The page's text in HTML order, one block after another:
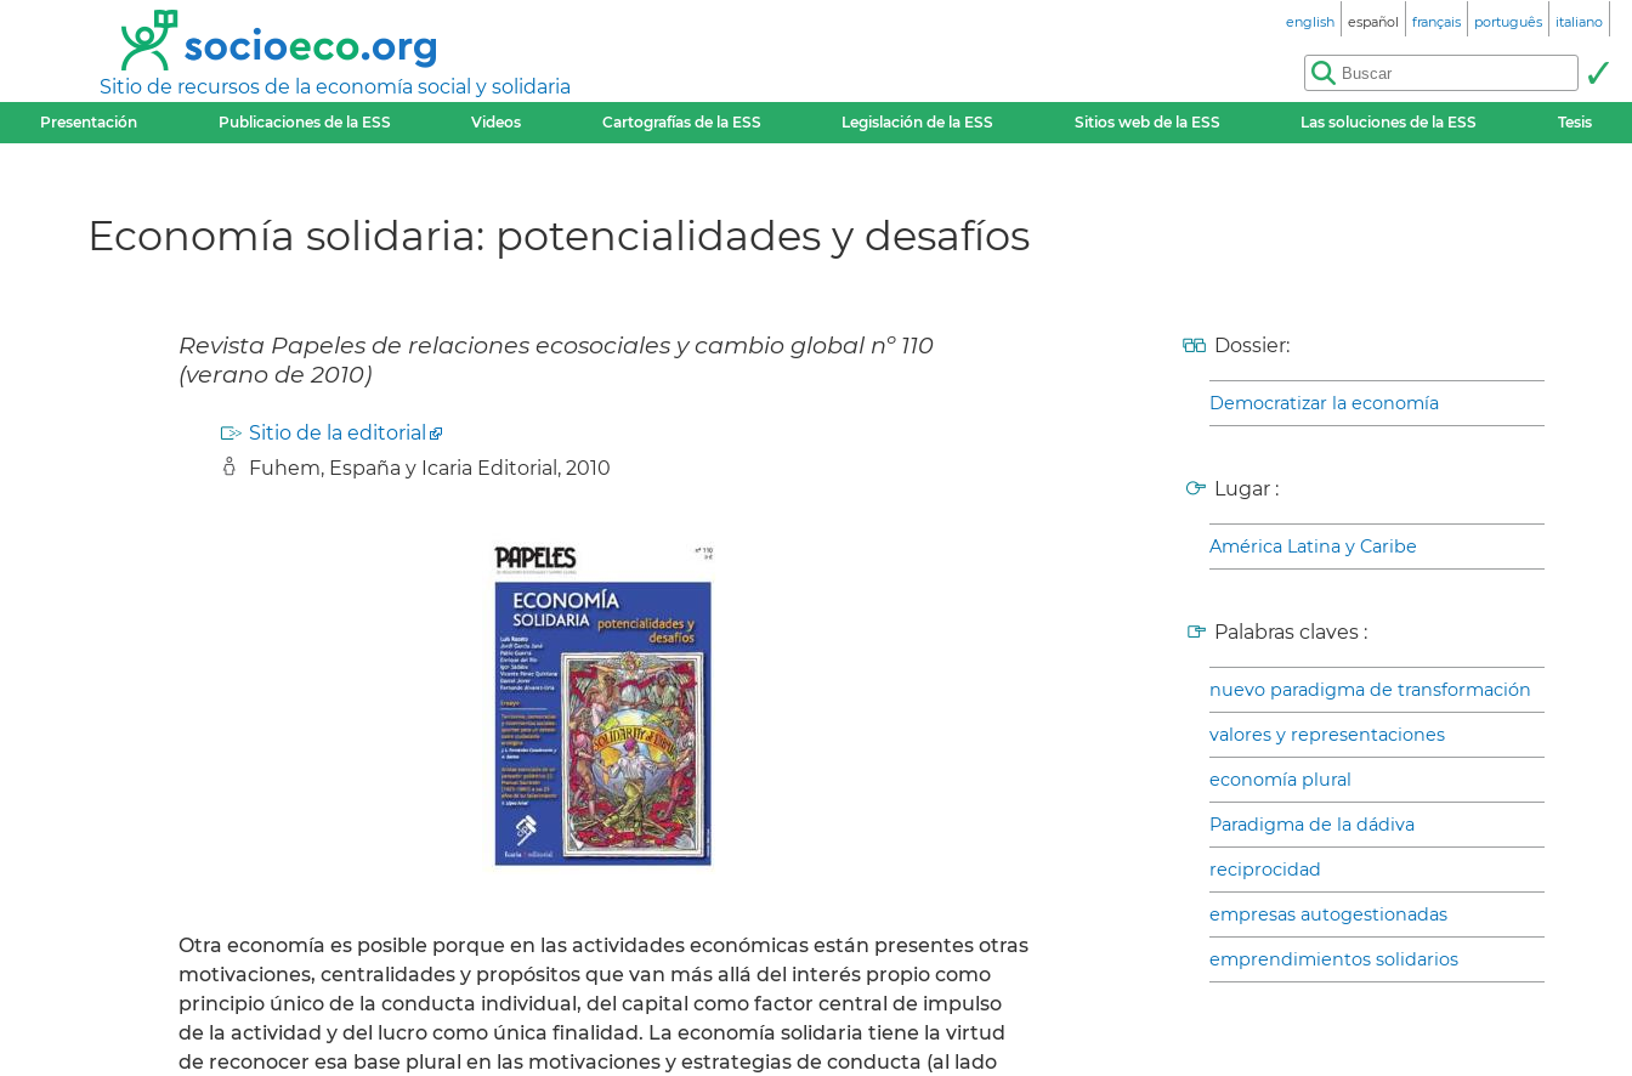
Sitio de recursos de la economía social y solidaria
english español français português italiano
Presentación Publicaciones de la ESS Videos Cartografías de la ESS Legislación de la ESS Sitios web de la ESS Las soluciones de la ESS Tesis
Economía solidaria: potencialidades y desafíos
Revista Papeles de relaciones ecosociales y cambio global nº 110
(verano de 2010)
Sitio de la editorial
Fuhem, España y Icaria Editorial, 2010
Otra economía es posible porque en las actividades económicas están presentes otras
motivaciones, centralidades y propósitos que van más allá del interés propio como
principio único de la conducta individual, del capital como factor central de impulso
de la actividad y del lucro como única finalidad. La economía solidaria tiene la virtud
de reconocer esa base plural en las motivaciones y estrategias de conducta (al lado
Dossier:
Democratizar la economía
Lugar :
América Latina y Caribe
Palabras claves :
nuevo paradigma de transformación
valores y representaciones
economía plural
Paradigma de la dádiva
reciprocidad
empresas autogestionadas
emprendimientos solidarios